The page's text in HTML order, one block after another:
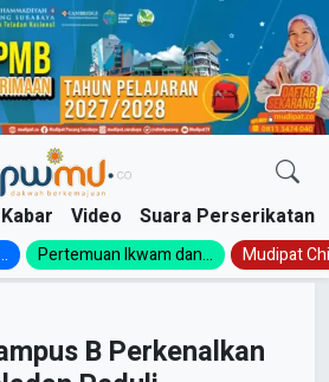
Kabar Video Suara Perserikatan
Pertemuan Ikwam dan... Mudipat
B Perkenalkan